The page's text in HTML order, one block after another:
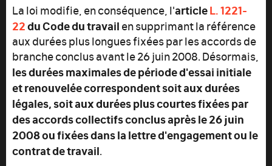
La loi modifie, en conséquence, l'articleL. 1221-
22du Code du travailen supprimant la référence
aux durées plus longues fixées par les accords de
branche conclus avant le 26 juin 2008. Désormais,
les durées maximales de période d'essai initiale
et renouvelée correspondent soit aux durées
légales, soit aux durées plus courtes fixées par
des accords collectifs conclus après le 26 juin
2008 oufixées dans la lettre d'engagement ou le
contrat de travail.